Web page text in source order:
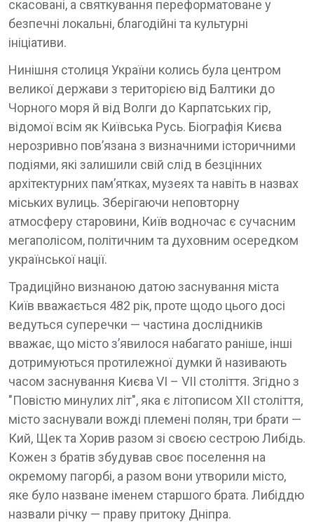
скасовані, а святкування переформатоване у
безпечні локальні, благодійні та культурні
ініціативи.
Нинішня столиця України колись була центром
великої держави з територією від Балтики до
Чорного моря й від Волги до Карпатських гір,
відомої всім як Київська Русь. Біографія Києва
нерозривно пов’язана з визначними історичними
подіями, які залишили свій слід в безцінних
архітектурних пам’ятках, музеях та навіть в назвах
міських вулиць. Зберігаючи неповторну
атмосферу старовини, Київ водночас є сучасним
мегаполісом, політичним та духовним осередком
української нації.
Традиційно визнаною датою заснування міста
Київ вважається 482 рік, проте щодо цього досі
ведуться суперечки — частина дослідників
вважає, що місто з’явилося набагато раніше, інші
дотримуються протилежної думки й називають
часом заснування Києва VI – VII століття. Згідно з
"Повістю минулих літ", яка є літописом XII століття,
місто заснували вожді племені полян, три брати —
Кий, Щек та Хорив разом зі своєю сестрою Либідь.
Кожен з братів збудував своє поселення на
окремому пагорбі, а разом вони утворили місто,
яке було назване іменем старшого брата. Либіддю
назвали річку — праву притоку Дніпра.